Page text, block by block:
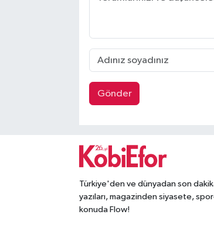
Gönder
Türkiye'den ve dünyadan son
yazıları, magazinden siyasete,
konuda Flow!